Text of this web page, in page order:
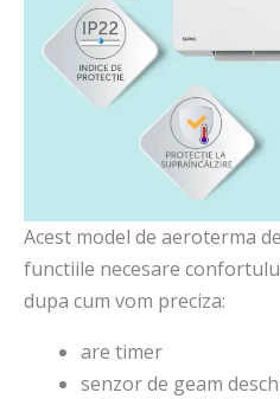
Acest model de aeroterma
functiile necesare
dupa cum vom preciza:
are timer
senzor de geam